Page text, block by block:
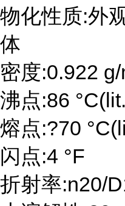
物化性质:外
体
密度:0.922
沸点:86
熔点:?70
闪点:4 °F
折射率:n20/